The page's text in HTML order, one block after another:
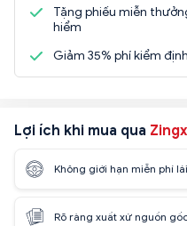
Tặng phiếu miễn
hiểm
Giảm 35% phí kiểm
Lợi ích khi mua qua
Không giới hạn miễn phí
Rõ ràng xuất xứ nguồn